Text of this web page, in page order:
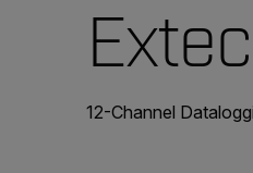
12-Channel